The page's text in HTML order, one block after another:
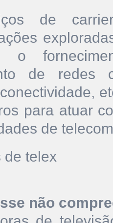
de
o
de redes
para atuar
de
de telex
não